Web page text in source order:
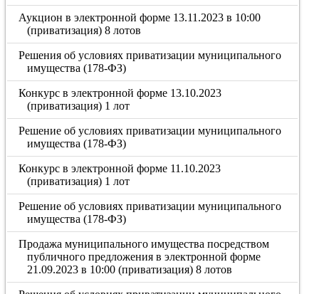
Аукцион в электронной форме 13.11.2023 в 10:00
(приватизация) 8 лотов
Решения об условиях приватизации муниципального
имущества (178-ФЗ)
Конкурс в электронной форме 13.10.2023
(приватизация) 1 лот
Решение об условиях приватизации муниципального
имущества (178-ФЗ)
Конкурс в электронной форме 11.10.2023
(приватизация) 1 лот
Решение об условиях приватизации муниципального
имущества (178-ФЗ)
Продажа муниципального имущества посредством
публичного предложения в электронной форме
21.09.2023 в 10:00 (приватизация) 8 лотов